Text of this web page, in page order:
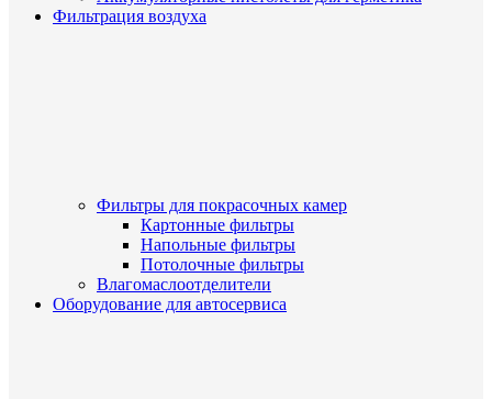
Фильтрация воздуха
Фильтры для покрасочных камер
Картонные фильтры
Напольные фильтры
Потолочные фильтры
Влагомаслоотделители
Оборудование для автосервиса